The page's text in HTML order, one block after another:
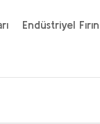
Endüstriyel Fırın